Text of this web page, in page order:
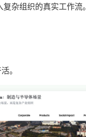
杂组织的真实工作流。
。